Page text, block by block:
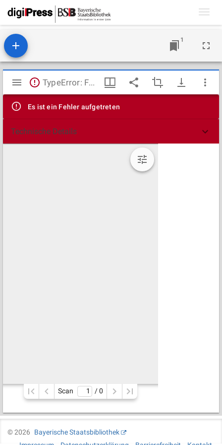
1
Mirador
Viewer
TypeError: Failed to fetch
Es ist ein Fehler aufgetreten
Technische Details
Scan / 0
©2026
Bayerische Staatsbibliothek